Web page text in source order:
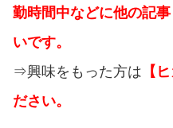
勤時間中などに他の記
いです。
⇒興味をもった方は 【
ださい。